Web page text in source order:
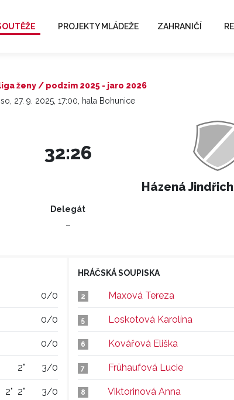
PROJEKTY MLÁDEŽE ZAHRANIČÍ
ženy / podzim 2025 - jaro 2026
so, 27. 9. 2025, 17:00, hala Bohunice
32:26
Házená
Delegát
–
0/0
0/0
0/0
2" 3/0
2" 2" 3/0
HRÁČSKÁ SOUPISKA
2 Maxová Tereza
5 Loskotová Karolína
6 Kovářová Eliška
7 Frühaufová Lucie
8 Viktorinová Anna